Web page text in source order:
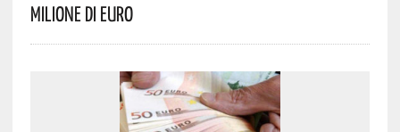
Milione Di Euro